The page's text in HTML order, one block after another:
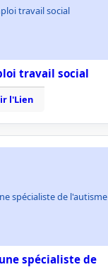
travail social
travail social
l'Lien
spécialiste de l'autisme
spécialiste de